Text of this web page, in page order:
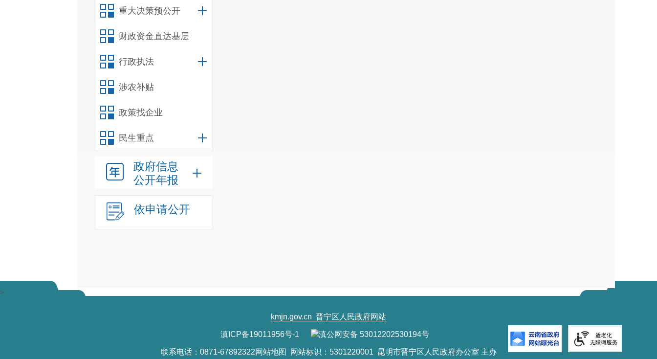
重大决策预公开
财政资金直达基层
行政执法
涉农补贴
政策找企业
民生重点
政府信息
公开年报
依申请公开
>
kmjn.gov.cn 晋宁区人民政府网站
滇ICP备19011956号-1 滇公网安备 53012202530194号
联系电话：0871-67892322网站地图 网站标识：5301220001 昆明市晋宁区人民政府办公室 主办